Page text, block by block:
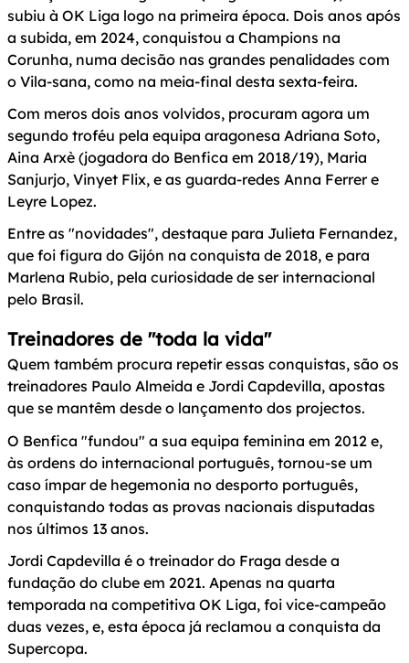
subiu à OK Liga logo na primeira época. Dois anos após
a subida, em 2024, conquistou a Champions na
Corunha, numa decisão nas grandes penalidades com
o Vila-sana, como na meia-final desta sexta-feira.
Com meros dois anos volvidos, procuram agora um
segundo troféu pela equipa aragonesa Adriana Soto,
Aina Arxè (jogadora do Benfica em 2018/19), Maria
Sanjurjo, Vinyet Flix, e as guarda-redes Anna Ferrer e
Leyre Lopez.
Entre as "novidades", destaque para Julieta Fernandez,
que foi figura do Gijón na conquista de 2018, e para
Marlena Rubio, pela curiosidade de ser internacional
pelo Brasil.
Treinadores de "toda la vida"
Quem também procura repetir essas conquistas, são os
treinadores Paulo Almeida e Jordi Capdevilla, apostas
que se mantêm desde o lançamento dos projectos.
O Benfica "fundou" a sua equipa feminina em 2012 e,
às ordens do internacional português, tornou-se um
caso ímpar de hegemonia no desporto português,
conquistando todas as provas nacionais disputadas
nos últimos 13 anos.
Jordi Capdevilla é o treinador do Fraga desde a
fundação do clube em 2021. Apenas na quarta
temporada na competitiva OK Liga, foi vice-campeão
duas vezes, e, esta época já reclamou a conquista da
Supercopa.